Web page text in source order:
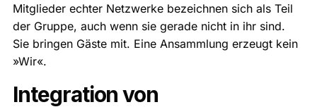
Mitglieder echter Netzwerke bezeichnen sich als Teil
der Gruppe, auch wenn sie gerade nicht in ihr sind.
Sie bringen Gäste mit. Eine Ansammlung erzeugt kein
»Wir«.
Integration von